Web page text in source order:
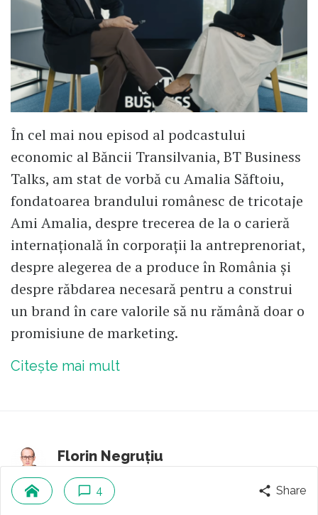
În cel mai nou episod al podcastului
economic al Băncii Transilvania, BT Business
Talks, am stat de vorbă cu Amalia Săftoiu,
fondatoarea brandului românesc de tricotaje
Ami Amalia, despre trecerea de la o carieră
internațională în corporații la antreprenoriat,
despre alegerea de a produce în România și
despre răbdarea necesară pentru a construi
un brand în care valorile să nu rămână doar o
promisiune de marketing.
Citește mai mult
Florin Negruțiu
Autor fondator
comentarii
4 Share